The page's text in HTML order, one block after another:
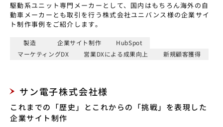
駆動系ユニット専門メーカーとして、国内はもちろん海外の自
動車メーカーとも取引を行う株式会社ユニバンス様の企業サイ
ト制作事例をご紹介します。
製造 企業サイト制作
HubSpot
マーケティングDX
営業DXによる成果向上 新規顧客獲得
サン電子株式会社様
これまでの「歴史」とこれからの「挑戦」を表現した
企業サイト制作